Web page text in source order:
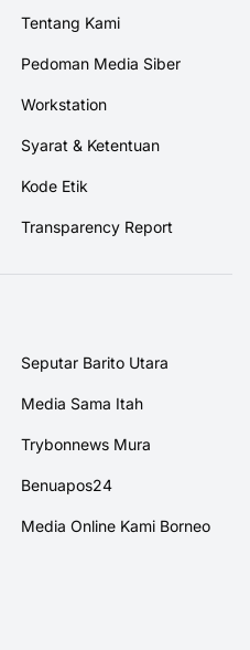
Tentang Kami
Pedoman Media Siber
Workstation
Syarat & Ketentuan
Kode Etik
Transparency Report
Seputar Barito Utara
Media Sama Itah
Trybonnews Mura
Benuapos24
Media Online Kami Borneo